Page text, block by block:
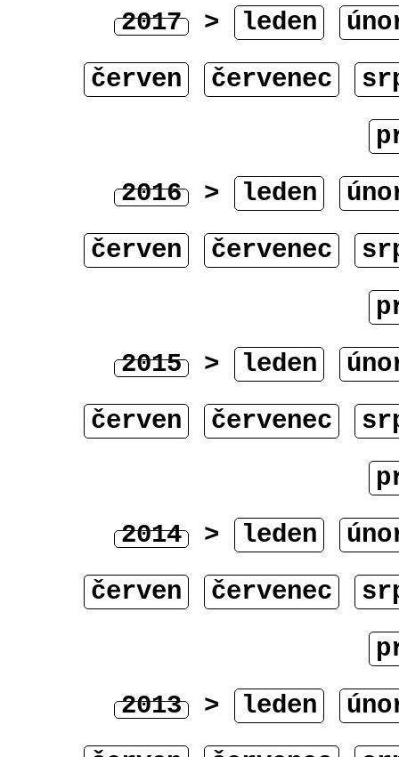
2017 > leden
červen
červenec
2016 > leden
červen
červenec
2015 > leden
červen
červenec
2014 > leden
červen
červenec
2013 > leden